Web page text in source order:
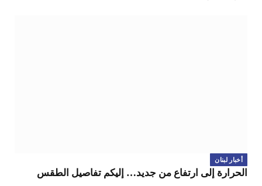
أخبار لبنان
الحرارة إلى ارتفاع من جديد… إليكم تفاصيل الطقس